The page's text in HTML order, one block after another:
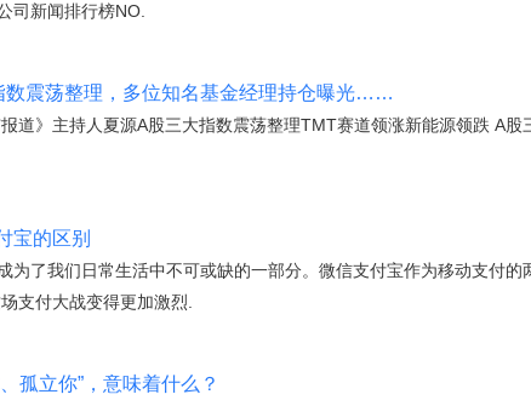
司新闻排行榜NO.
数震荡整理，多位知名基金经理持仓曝光……
道》主持人夏源A股三大指数震荡整理TMT赛道领涨新能源领跌 A
宝的区别
为了我们日常生活中不可或缺的一部分。微信支付宝作为移动支付
支付大战变得更加激烈.
孤立你”，意味着什么？